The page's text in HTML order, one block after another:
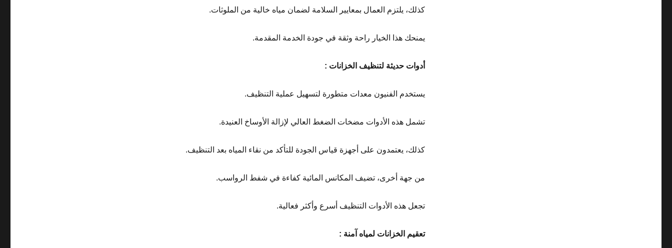
كذلك، يلتزم العمال بمعايير السلامة لضمان مياه خالية من الملوثات.
يمنحك هذا الخيار راحة وثقة في جودة الخدمة المقدمة.
أدوات حديثة لتنظيف الخزانات :
يستخدم الفنيون معدات متطورة لتسهيل عملية التنظيف.
تشمل هذه الأدوات مضخات الضغط العالي لإزالة الأوساخ العنيدة.
كذلك، يعتمدون على أجهزة قياس الجودة للتأكد من نقاء المياه بعد التنظيف.
من جهة أخرى، تضيف المكانس المائية كفاءة في شفط الرواسب.
تجعل هذه الأدوات التنظيف أسرع وأكثر فعالية.
تعقيم الخزانات لمياه آمنة :